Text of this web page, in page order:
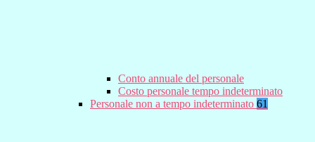
Conto annuale del personale
Costo personale tempo indeterminato
Personale non a tempo indeterminato 61